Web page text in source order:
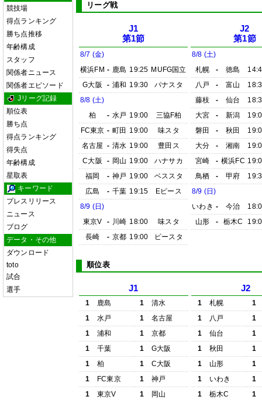
競技場
得点ランキング
勝ち点推移
年齢構成
スタッフ
関係者ニュース
関係者エピソード
Jリーグ記録
順位表
勝ち点
得点ランキング
得失点
年齢構成
星取表
キーワード
プレスリリース
ニュース
ブログ
データ・その他
ダウンロード
toto
試合
選手
リーグ戦
J1
第1節
8/7 (金)
横浜FM - 鹿島 19:25 MUFG国立
G大阪
- 浦和 19:30
パナスタ
8/8 (土)
柏
- 水戸 19:00
三協F柏
FC東京 - 町田 19:00
味スタ
名古屋 - 清水 19:00
豊田ス
C大阪
- 岡山 19:00
ハナサカ
福岡
- 神戸 19:00
ベススタ
広島
- 千葉 19:15
Eピース
8/9 (日)
東京V
- 川崎 18:00
味スタ
長崎
- 京都 19:00 ピースタ
J2
第1節
8/8 (土)
札幌
- 徳島
八戸
- 富山
藤枝
- 仙台
大宮
- 新潟
磐田
- 秋田
大分
- 湘南
宮崎
- 横浜FC
鳥栖
- 甲府
8/9 (日)
いわき - 今治
山形
- 栃木C
順位表
J1
1 鹿島 1
清水
1
水戸 1
名古屋
1
浦和 1
京都
1
千葉 1
G大阪
1
柏 1
C大阪
1
FC東京 1
神戸
1
東京V 1
岡山
J2
1 札幌
1
1
八戸
1
1
仙台
1
1
秋田
1
1
山形
1
1
いわき
1
1
栃木C
1